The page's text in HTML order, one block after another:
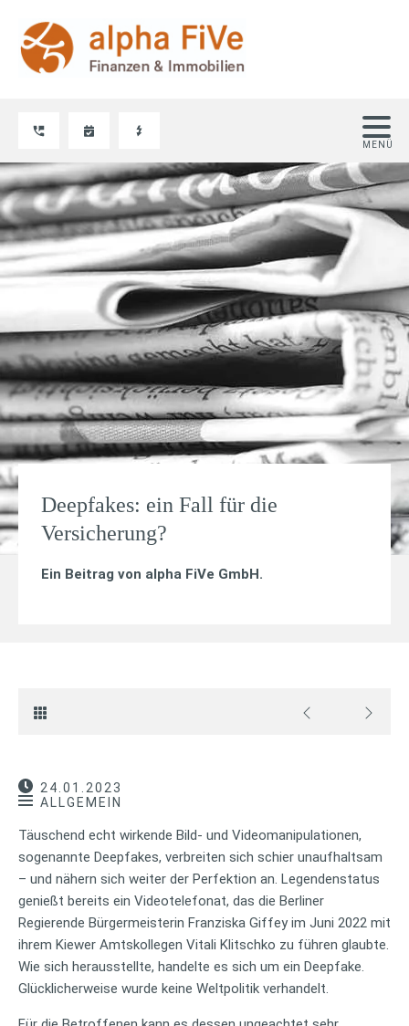
Deepfakes: ein Fall für die
Versicherung?
Ein Beitrag von alpha FiVe GmbH.
24.01.2023
ALLGEMEIN
Täuschend echt wirkende Bild- und Videomanipulationen,
sogenannte Deepfakes, verbreiten sich schier unaufhaltsam
– und nähern sich weiter der Perfektion an. Legendenstatus
genießt bereits ein Videotelefonat, das die Berliner
Regierende Bürgermeisterin Franziska Giffey im Juni 2022 mit
ihrem Kiewer Amtskollegen Vitali Klitschko zu führen glaubte.
Wie sich herausstellte, handelte es sich um ein Deepfake.
Glücklicherweise wurde keine Weltpolitik verhandelt.